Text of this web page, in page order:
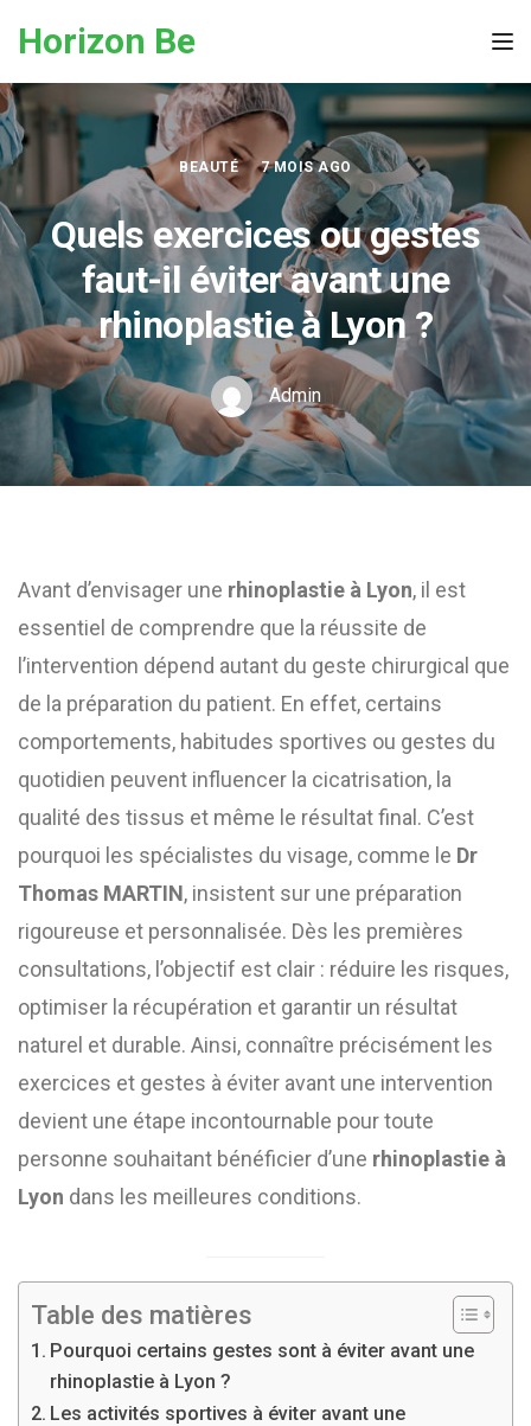
Horizon Be
BEAUTÉ 7 MOIS AGO
Quels exercices ou gestes
faut-il éviter avant une
rhinoplastie à Lyon ?
Admin
Avant d’envisager une rhinoplastie à Lyon, il est
essentiel de comprendre que la réussite de
l’intervention dépend autant du geste chirurgical que
de la préparation du patient. En effet, certains
comportements, habitudes sportives ou gestes du
quotidien peuvent influencer la cicatrisation, la
qualité des tissus et même le résultat final. C’est
pourquoi les spécialistes du visage, comme le Dr
Thomas MARTIN, insistent sur une préparation
rigoureuse et personnalisée. Dès les premières
consultations, l’objectif est clair : réduire les risques,
optimiser la récupération et garantir un résultat
naturel et durable. Ainsi, connaître précisément les
exercices et gestes à éviter avant une intervention
devient une étape incontournable pour toute
personne souhaitant bénéficier d’une rhinoplastie à
Lyon dans les meilleures conditions.
Table des matières
Pourquoi certains gestes sont à éviter avant une
rhinoplastie à Lyon ?
Les activités sportives à éviter avant une